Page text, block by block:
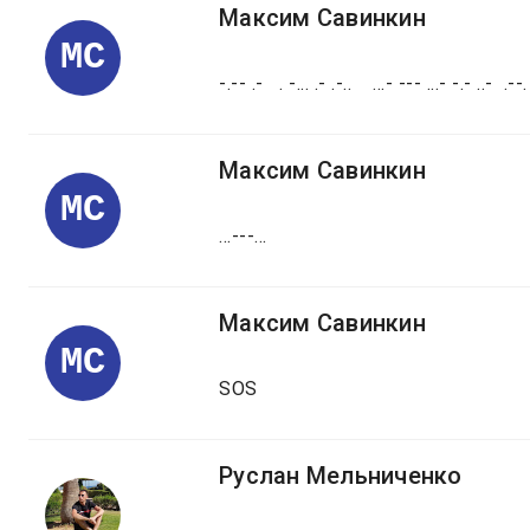
МС
Максим Савинкин
-.-- .- . -... .- .-.. ...- --- ...- -.- ..- .--.
МС
Максим Савинкин
...---...
МС
Максим Савинкин
SOS
Руслан Мельниченко